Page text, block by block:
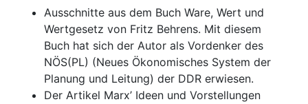
Ausschnitte aus dem Buch Ware, Wert und
Wertgesetz von Fritz Behrens. Mit diesem
Buch hat sich der Autor als Vordenker des
NÖS(PL) (Neues Ökonomisches System der
Planung und Leitung) der DDR erwiesen.
Der Artikel Marx’ Ideen und Vorstellungen